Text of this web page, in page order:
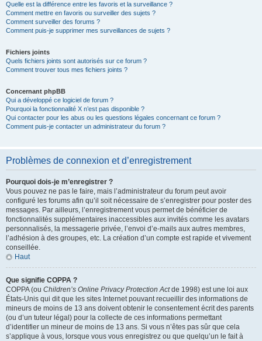
Quelle est la différence entre les favoris et la surveillance ?
Comment mettre en favoris ou surveiller des sujets ?
Comment surveiller des forums ?
Comment puis-je supprimer mes surveillances de sujets ?
Fichiers joints
Quels fichiers joints sont autorisés sur ce forum ?
Comment trouver tous mes fichiers joints ?
Concernant phpBB
Qui a développé ce logiciel de forum ?
Pourquoi la fonctionnalité X n’est pas disponible ?
Qui contacter pour les abus ou les questions légales concernant ce forum ?
Comment puis-je contacter un administrateur du forum ?
Problèmes de connexion et d’enregistrement
Pourquoi dois-je m’enregistrer ?
Vous pouvez ne pas le faire, mais l’administrateur du forum peut avoir
configuré les forums afin qu’il soit nécessaire de s’enregistrer pour poster des
messages. Par ailleurs, l’enregistrement vous permet de bénéficier de
fonctionnalités supplémentaires inaccessibles aux invités comme les avatars
personnalisés, la messagerie privée, l’envoi d’e-mails aux autres membres,
l’adhésion à des groupes, etc. La création d’un compte est rapide et vivement
conseillée.
Haut
Que signifie COPPA ?
COPPA (ou Children’s Online Privacy Protection Actde 1998) est une loi aux
États-Unis qui dit que les sites Internet pouvant recueillir des informations de
mineurs de moins de 13 ans doivent obtenir le consentement écrit des parents
(ou d’un tuteur légal) pour la collecte de ces informations permettant
d’identifier un mineur de moins de 13 ans. Si vous n’êtes pas sûr que cela
s’applique à vous, lorsque vous vous enregistrez ou que quelqu’un le fait à